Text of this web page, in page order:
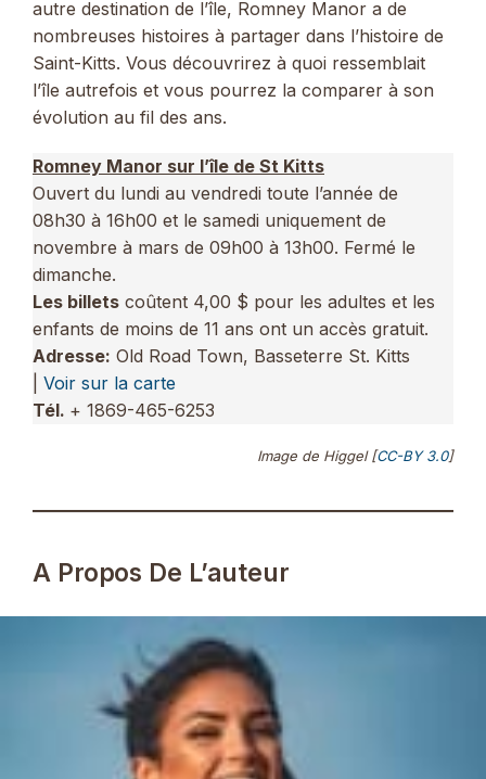
autre destination de l’île, Romney Manor a de
nombreuses histoires à partager dans l’histoire de
Saint-Kitts. Vous découvrirez à quoi ressemblait
l’île autrefois et vous pourrez la comparer à son
évolution au fil des ans.
Romney Manor sur l’île de St Kitts
Ouvert du lundi au vendredi toute l’année de
08h30 à 16h00 et le samedi uniquement de
novembre à mars de 09h00 à 13h00. Fermé le
dimanche.
Les billets coûtent 4,00 $ pour les adultes et les
enfants de moins de 11 ans ont un accès gratuit.
Adresse: Old Road Town, Basseterre St. Kitts
Voir sur la carte
Tél. + 1869-465-6253
Image de Higgel [CC-BY 3.0]
A Propos De L’auteur